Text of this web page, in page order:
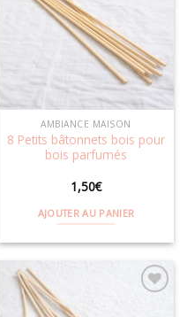
AMBIANCE MAISON
8 Petits bâtonnets bois pour
bois parfumés
1,50€
AJOUTER AU PANIER